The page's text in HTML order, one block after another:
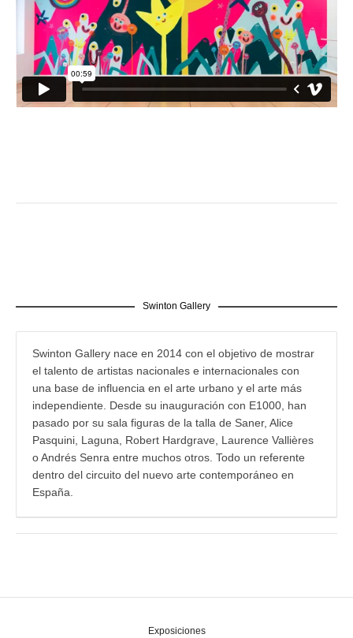
Swinton Gallery
Swinton Gallery nace en 2014 con el objetivo de mostrar
el talento de artistas nacionales e internacionales con
una base de influencia en el arte urbano y el arte más
independiente. Desde su inauguración con E1000, han
pasado por su sala figuras de la talla de Saner, Alice
Pasquini, Laguna, Robert Hardgrave, Laurence Vallières
o Andrés Senra entre muchos otros. Todo un referente
dentro del circuito del nuevo arte contemporáneo en
España.
Exposiciones